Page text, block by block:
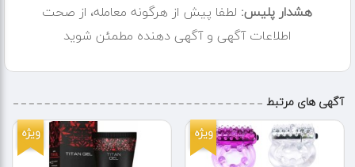
هشدار پلیس: لطفا پیش از هرگونه معامله، از صحت
اطلاعات آگهی و آگهی دهنده مطمئن شوید
آگهی های مرتبط
ویژه
ویژه